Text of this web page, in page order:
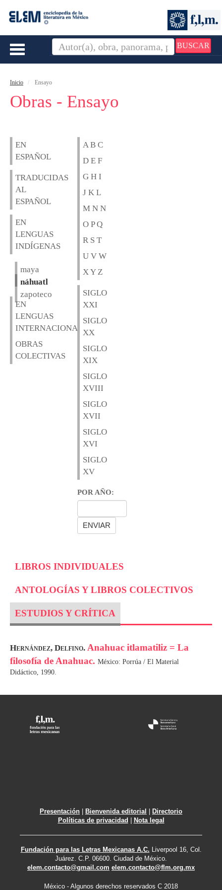
BUSCAR
Toggle
Inicio Ensayo
Obras - Ensayo
EN
ESPAÑOL
TRADUCIDAS
AL
ESPAÑOL
EN
LENGUAS
INDÍGENAS
maya
náhuatl
zapoteco
EN
LENGUAS
INTERNACIONALES
OBRAS
COLECTIVAS
A B C
D E F
G H I
J K L
M N N
O P Q
R S T
U V W
X Y Z
SIGLO
XXI
SIGLO
XX
SIGLO
XIX
SIGLO
XVIII
SIGLO
XVII
SIGLO
XVI
SIGLO
XV
POR AÑO:
LIBROS INDIVIDUALES
ANTOLOGÍAS Y LIBROS COLECTIVOS
ESTUDIOS Y CRÍTICA
Hernández, Delfino. Anahuac itlamatiliz = La
filosofía de Anahuac. México: Porrúa / El Material
Didáctico, 1990.
Presentación | Bienvenida editorial | Directorio
Políticas de privacidad | Nota legal
Fundación para las Letras Mexicanas A.C. Liverpool 16, Col.
Juárez. C.P. 06600. Ciudad de México.
elem.contacto@gmail.com elem.contacto@flm.org.mx
México - Algunos derechos reservados C 2018